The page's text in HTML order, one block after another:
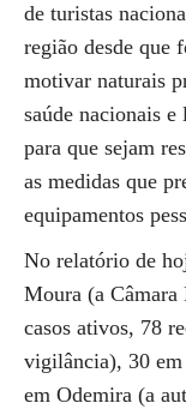
de turistas
região desde que
motivar naturais
saúde nacionais
para que sejam
as medidas que
equipamentos
No relatório de
Moura (a
casos ativos, 78
vigilância), 30 em
em Odemira (a